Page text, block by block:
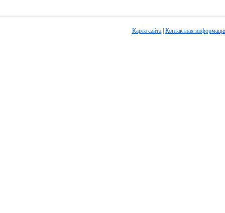
Карта сайта| Контактная